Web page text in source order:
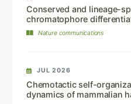
Conserved and lineage-
chromatophore
Nature communications
JUL 2026
Chemotactic self-
dynamics of mammalian